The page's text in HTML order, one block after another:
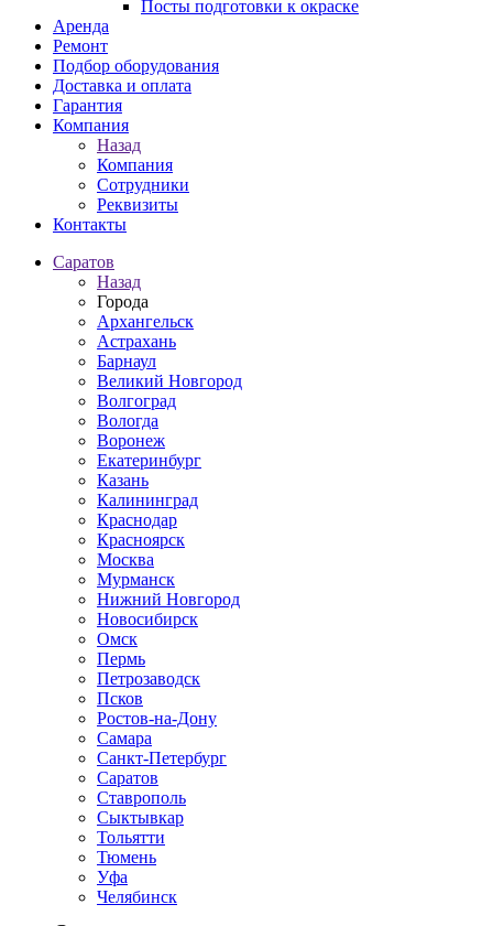
Посты подготовки к окраске
Аренда
Ремонт
Подбор оборудования
Доставка и оплата
Гарантия
Компания
Назад
Компания
Сотрудники
Реквизиты
Контакты
Саратов
Назад
Города
Архангельск
Астрахань
Барнаул
Великий Новгород
Волгоград
Вологда
Воронеж
Екатеринбург
Казань
Калининград
Краснодар
Красноярск
Москва
Мурманск
Нижний Новгород
Новосибирск
Омск
Пермь
Петрозаводск
Псков
Ростов-на-Дону
Самара
Санкт-Петербург
Саратов
Ставрополь
Сыктывкар
Тольятти
Тюмень
Уфа
Челябинск